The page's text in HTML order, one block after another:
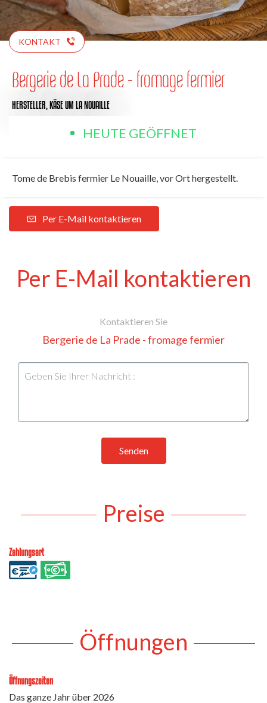
KONTAKT
Bergerie de La Prade - fromage fermier
HERSTELLER, KÄSEUM LA NOUAILLE
HEUTE GEÖFFNET
Tome de Brebis fermier Le Nouaille, vor Ort hergestellt.
Per E-Mail kontaktieren
Per E-Mail kontaktieren
Kontaktieren Sie
Bergerie de La Prade - fromage fermier
Senden
Preise
Zahlungsart
Öffnungen
Öffnungszeiten
Das ganze Jahr über 2026